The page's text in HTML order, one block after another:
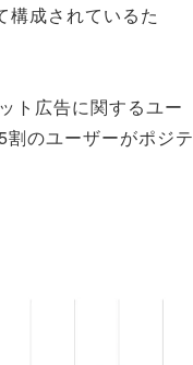
構成されているた
ト広告に関するユー
のユーザーがポジテ